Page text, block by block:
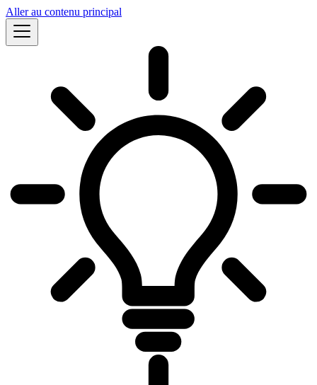
Aller au contenu principal